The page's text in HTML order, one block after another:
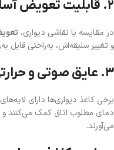
۲. قابلیت تعویض آسان
در مقایسه با نقاشی دیواری،
و تغییر سلیقه‌اش، به‌راحتی قابل
۳. عایق صوتی و حرارتی
برخی کاغذ دیواری‌ها دارای
دمای مطلوب اتاق کمک می‌کنند و
می‌آورند.